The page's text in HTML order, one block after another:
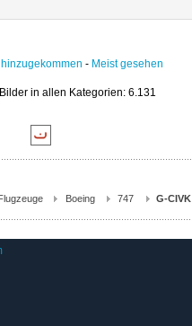
- Meist gesehen
in allen Kategorien: 6.131
Flugzeuge Boeing 747 G-CIVK